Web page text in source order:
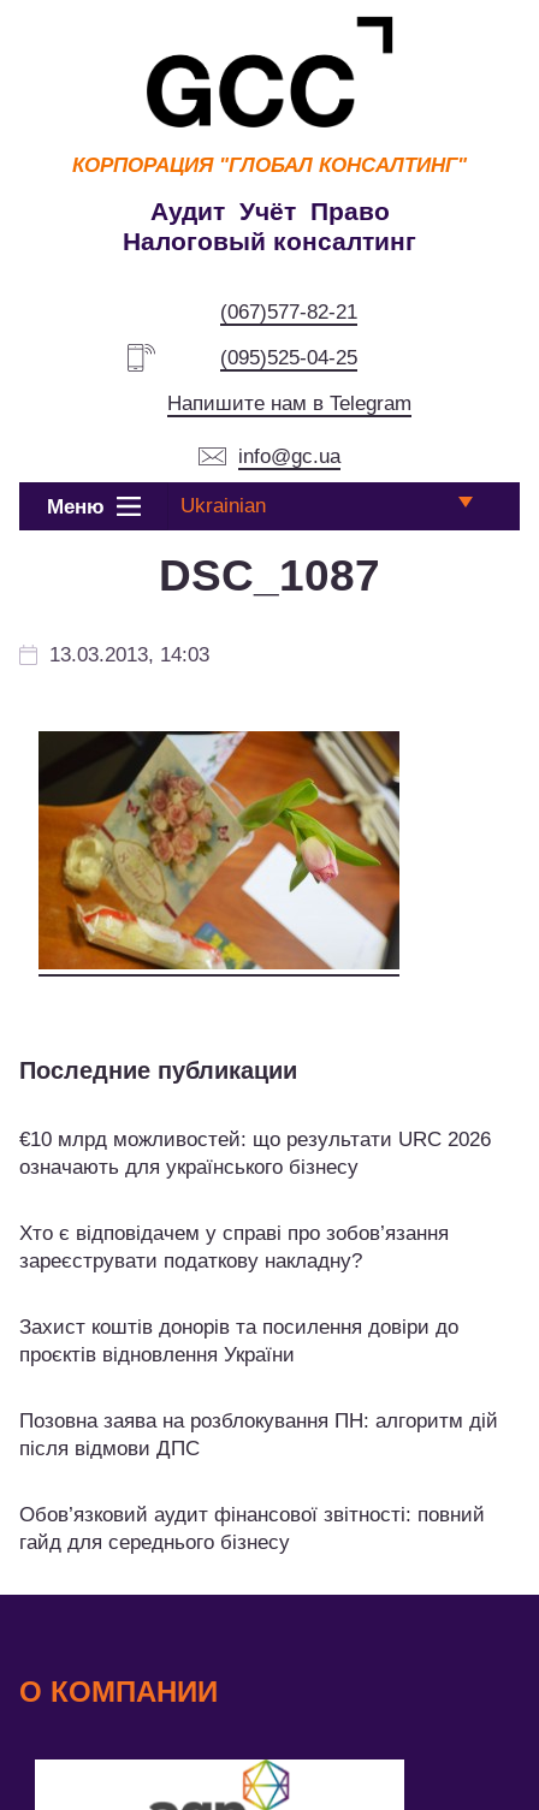
КОРПОРАЦИЯ "ГЛОБАЛ КОНСАЛТИНГ"
Аудит Учёт Право
Налоговый консалтинг
(067)577-82-21
(095)525-04-25
Напишите нам в Telegram
info@gc.ua
Меню Ukrainian
DSC_1087
13.03.2013, 14:03
Последние публикации
€10 млрд можливостей: що результати URC 2026
означають для українського бізнесу
Хто є відповідачем у справі про зобов’язання
зареєструвати податкову накладну?
Захист коштів донорів та посилення довіри до
проєктів відновлення України
Позовна заява на розблокування ПН: алгоритм дій
після відмови ДПС
Обов’язковий аудит фінансової звітності: повний
гайд для середнього бізнесу
О КОМПАНИИ